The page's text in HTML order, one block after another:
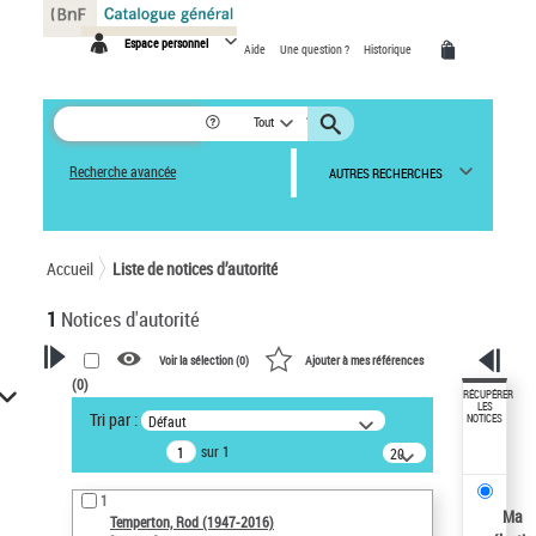
Espace personnel Aide Une question ? Historique
Tout
Recherche avancée AUTRES RECHERCHES
Accueil Liste de notices d’autorité
1 Notices d'autorité
VOTRE RECHERCHE
Recherche avancée dans les
notices d’autorité
Œuvres liées à l'auteur :
Temperton, Rod (1947-2016)
Voir la sélection (0) Ajouter à mes références
(0)
Tri par : Défaut
sur 1
20
résultats/page
1
Temperton, Rod (1947-2016)
RÉCUPÉRER
LES
NOTICES
Ma
Panneau de gestion des cookies